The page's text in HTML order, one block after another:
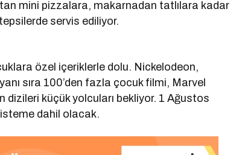
mini pizzalara, makarnadan tatlılara kadar
servis ediliyor.
özel içeriklerle dolu. Nickelodeon,
sıra 100’den fazla çocuk filmi, Marvel
dizileri küçük yolcuları bekliyor. 1 Ağustos
dahil olacak.